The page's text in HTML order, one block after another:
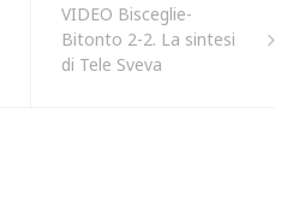
VIDEO Bisceglie-
Bitonto 2-2. La sintesi
di Tele Sveva